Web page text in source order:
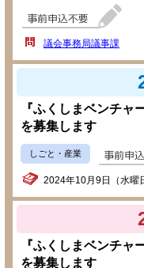
議会事務局議事課
『ふくしまベンチャ
を募集します
しごと・産業
2024年10月9日（水曜
『ふくしまベンチャ
を募集します